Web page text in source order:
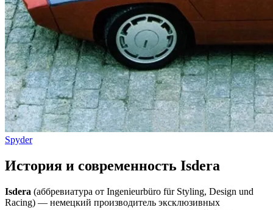
Spyder
История и современность Isdera
Isdera (аббревиатура от Ingenieurbüro für Styling, Design und
Racing) — немецкий производитель эксклюзивных